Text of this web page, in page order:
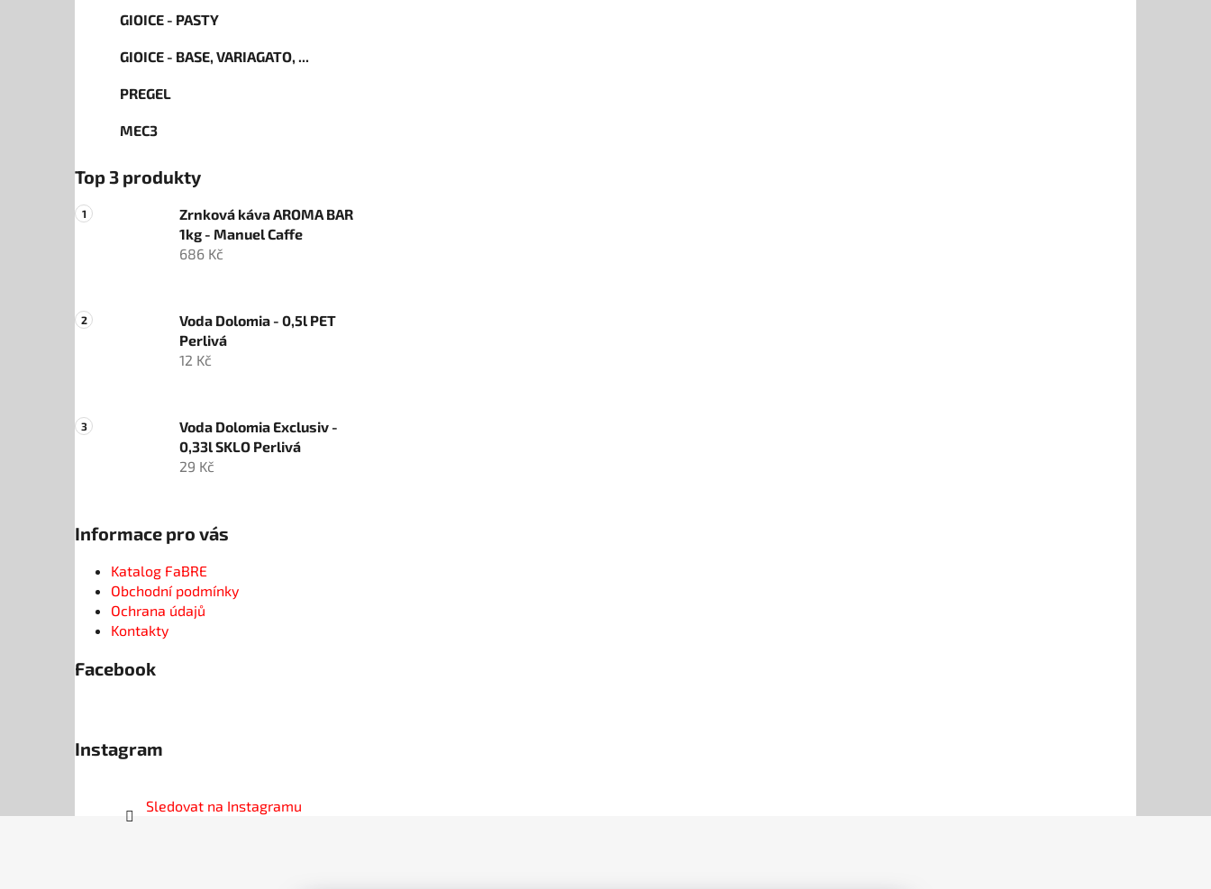
GIOICE - PASTY
GIOICE - BASE, VARIAGATO, ...
PREGEL
MEC3
Top 3 produkty
Zrnková káva AROMA BAR
1kg - Manuel Caffe
686 Kč
Voda Dolomia - 0,5l PET
Perlivá
12 Kč
Voda Dolomia Exclusiv -
0,33l SKLO Perlivá
29 Kč
Informace pro vás
Katalog FaBRE
Obchodní podmínky
Ochrana údajů
Kontakty
Facebook
Instagram
Sledovat na Instagramu